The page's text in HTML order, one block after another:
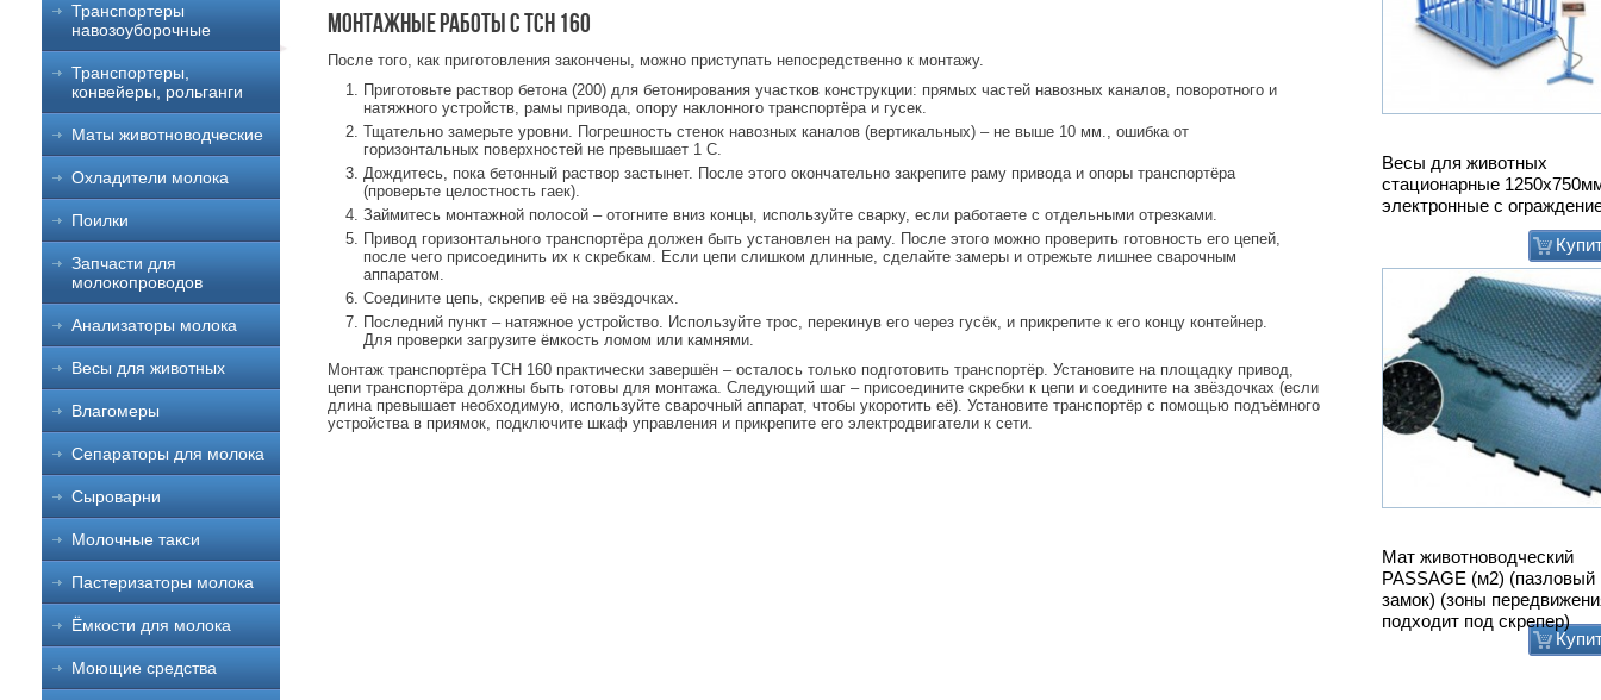
Транспортеры
навозоуборочные
Транспортеры,
конвейеры, рольганги
Маты животноводческие
Охладители молока
Поилки
Запчасти для
молокопроводов
Анализаторы молока
Весы для животных
Влагомеры
Сепараторы для молока
Сыроварни
Молочные такси
Пастеризаторы молока
Ёмкости для молока
Моющие средства
Весы для животных
стационарные
электронные с
Мат животноводческий
PASSAGE (м2) (пазловый
замок) (зоны
подходит под скрепер)
Монтажные работы с ТСН 160
После того, как приготовления закончены, можно приступать непосредственно к монтажу.
Приготовьте раствор бетона (200) для бетонирования участков конструкции: прямых частей навозных каналов, поворотного и
натяжного устройств, рамы привода, опору наклонного транспортёра и гусек.
Тщательно замерьте уровни. Погрешность стенок навозных каналов (вертикальных) – не выше 10 мм., ошибка от
горизонтальных поверхностей не превышает 1 С.
Дождитесь, пока бетонный раствор застынет. После этого окончательно закрепите раму привода и опоры транспортёра
(проверьте целостность гаек).
Займитесь монтажной полосой – отогните вниз концы, используйте сварку, если работаете с отдельными отрезками.
Привод горизонтального транспортёра должен быть установлен на раму. После этого можно проверить готовность его цепей,
после чего присоединить их к скребкам. Если цепи слишком длинные, сделайте замеры и отрежьте лишнее сварочным
аппаратом.
Соедините цепь, скрепив её на звёздочках.
Последний пункт – натяжное устройство. Используйте трос, перекинув его через гусёк, и прикрепите к его концу контейнер.
Для проверки загрузите ёмкость ломом или камнями.
Монтаж транспортёра ТСН 160 практически завершён – осталось только подготовить транспортёр. Установите на площадку привод,
цепи транспортёра должны быть готовы для монтажа. Следующий шаг – присоедините скребки к цепи и соедините на звёздочках (если
длина превышает необходимую, используйте сварочный аппарат, чтобы укоротить её). Установите транспортёр с помощью подъёмного
устройства в приямок, подключите шкаф управления и прикрепите его электродвигатели к сети.